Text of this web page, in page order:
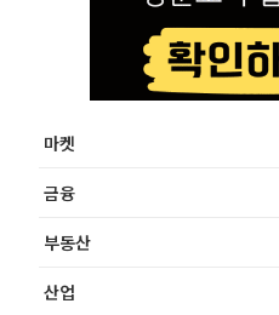
마켓
금융
부동산
산업